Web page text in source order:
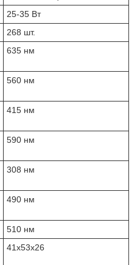
25-35 Вт
268 шт.
635 нм
560 нм
415 нм
590 нм
308 нм
490 нм
510 нм
41х53х26